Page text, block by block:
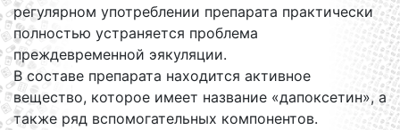
регулярном употреблении препарата практически
полностью устраняется проблема
преждевременной эякуляции.
В составе препарата находится активное
вещество, которое имеет название «дапоксетин», а
также ряд вспомогательных компонентов.